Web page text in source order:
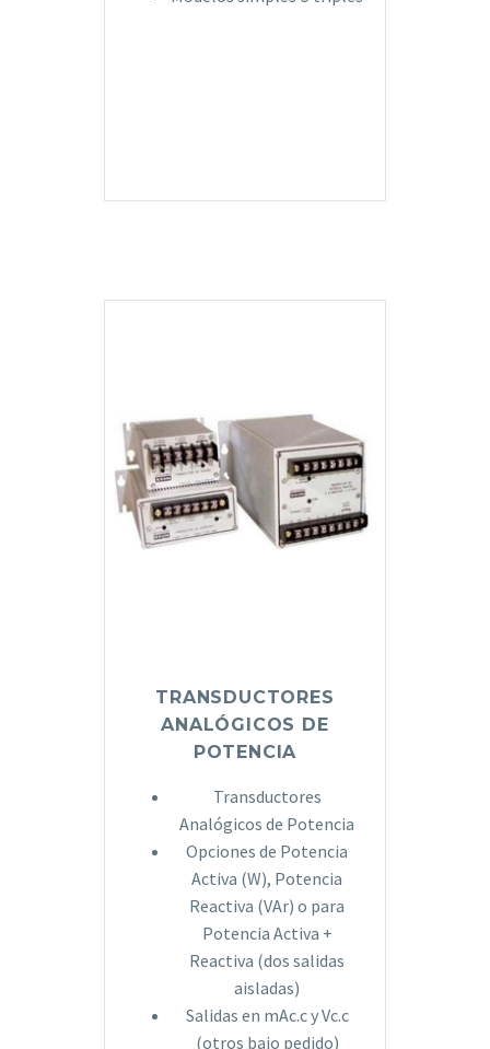
TRANSDUCTORES
ANALÓGICOS DE
POTENCIA
Transductores
Analógicos de Potencia
Opciones de Potencia
Activa (W), Potencia
Reactiva (VAr) o para
Potencia Activa +
Reactiva (dos salidas
aisladas)
Salidas en mAc.c y Vc.c
(otros bajo pedido)